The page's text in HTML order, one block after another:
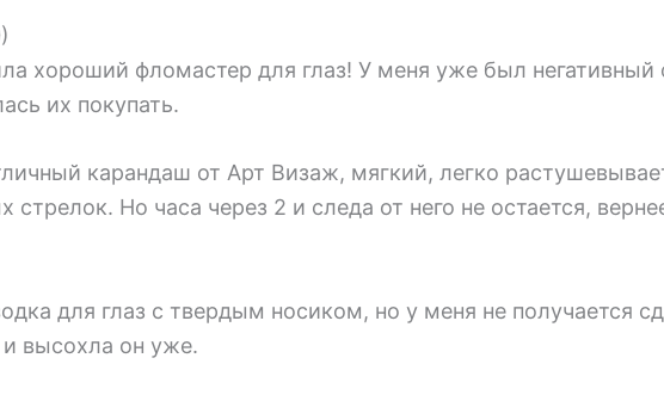
)
хороший фломастер для глаз! У меня уже был
их покупать.
карандаш от Арт Визаж, мягкий, легко
стрелок. Но часа через 2 и следа от него не остается,
для глаз с твердым носиком, но у меня не получается
высохла он уже.